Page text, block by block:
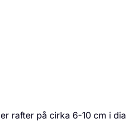
rafter på cirka 6-10 cm i